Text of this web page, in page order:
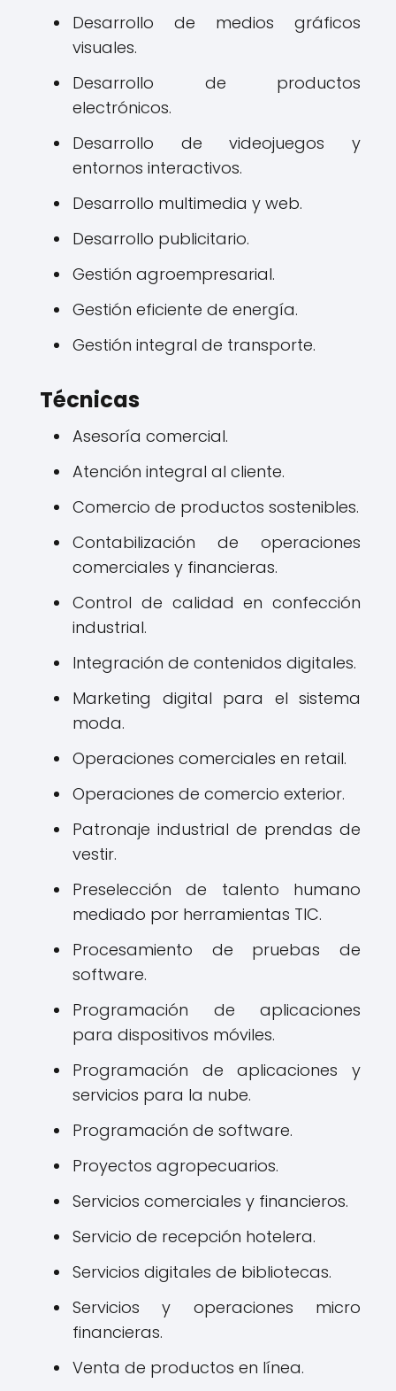
Desarrollo de medios gráficos
visuales.
Desarrollo de productos
electrónicos.
Desarrollo de videojuegos y
entornos interactivos.
Desarrollo multimedia y web.
Desarrollo publicitario.
Gestión agroempresarial.
Gestión eficiente de energía.
Gestión integral de transporte.
Técnicas
Asesoría comercial.
Atención integral al cliente.
Comercio de productos sostenibles.
Contabilización de operaciones
comerciales y financieras.
Control de calidad en confección
industrial.
Integración de contenidos digitales.
Marketing digital para el sistema
moda.
Operaciones comerciales en retail.
Operaciones de comercio exterior.
Patronaje industrial de prendas de
vestir.
Preselección de talento humano
mediado por herramientas TIC.
Procesamiento de pruebas de
software.
Programación de aplicaciones
para dispositivos móviles.
Programación de aplicaciones y
servicios para la nube.
Programación de software.
Proyectos agropecuarios.
Servicios comerciales y financieros.
Servicio de recepción hotelera.
Servicios digitales de bibliotecas.
Servicios y operaciones micro
financieras.
Venta de productos en línea.